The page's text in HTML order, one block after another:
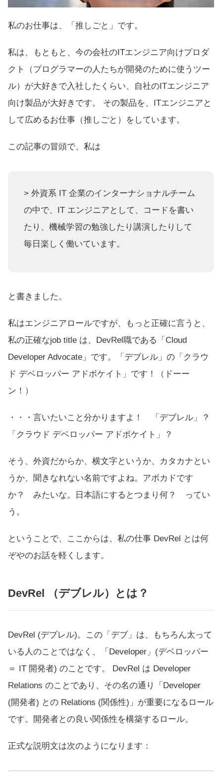
私のお仕事は、「推しごと」です。
私は、もともと、今の会社のITエンジニア向けプロダ
クト（プログラマーの人たちが開発のために使うツー
ル）が大好きで入社したくらい、自社のITエンジニア
向け製品が大好きです。 その製品を、ITエンジニアと
して広めるお仕事（推しごと）をしています。
この記事の冒頭で、私は
> 外資系 IT 企業のインターナショナルチーム
の中で、IT エンジニアとして、コードを書い
たり、機械学習の勉強したり講演したりして
毎日楽しく働いています。
と書きました。
私はエンジニアロールですが、もっと正確に言うと、
私の正確なjob title は、DevRel職である「Cloud
Developer Advocate」です。「デブレル」の「クラウ
ド デベロッパー アドボケイト」です！（ドーー
ン！）
・・・言いたいこと分かりますよ！ 「デブレル」？
「クラウド デベロッパー アドボケイト」？
そう、外資だからか、横文字というか、カタカナとい
うか、聞きなれない名前ですよね。アボカドです
か？ みたいな。日本語にするとつまり何？ ってい
う。
ということで、ここからは、私の仕事 DevRel とは何
ぞやのお話を軽くします。
DevRel （デブレル）とは？
DevRel (デブレル)。この「デブ」は、もちろん太って
いる人のことではなく、「Developer」(デベロッパー
＝ IT 開発者) のことです。 DevRel は Developer
Relations のことであり、その名の通り「Developer
(開発者) との Relations (関係性)」が重要になるロール
です。開発者との良い関係性を構築するロール。
正式な説明文は次のようになります：